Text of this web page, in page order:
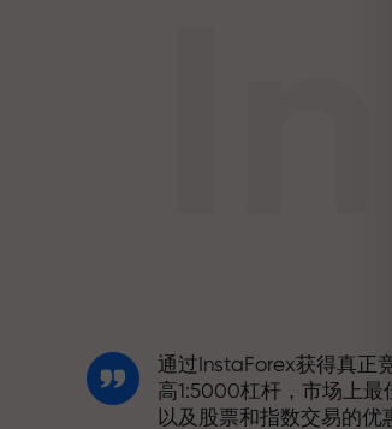
通过InstaForex获得真正
高1:5000杠杆，市场上最
以及股票和指数交易的优